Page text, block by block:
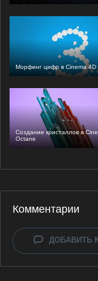
Морфинг цифр в Cinema 4D
Создание кристаллов в
Octane
Комментарии
ДОБАВИТЬ